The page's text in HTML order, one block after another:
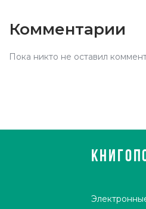
Комментарии
Пока никто не оставил